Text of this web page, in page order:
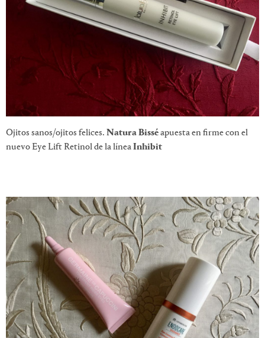
Ojitos sanos/ojitos felices. Natura Bisséapuesta en firme con el
nuevo Eye Lift Retinol de la líneaInhibit